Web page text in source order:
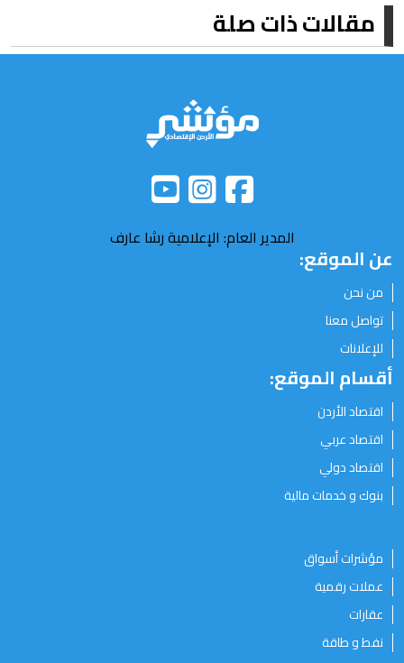
مقالات ذات صلة
المدير العام: الإعلامية رشا عارف
عن الموقع:
من نحن
تواصل معنا
للإعلانات
أقسام الموقع:
اقتصاد الأردن
اقتصاد عربي
اقتصاد دولي
بنوك و خدمات مالية
مؤشرات أسواق
عملات رقمية
عقارات
نفط و طاقة